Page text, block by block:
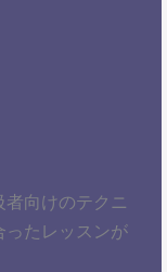
向けのテクニ
ったレッスンが